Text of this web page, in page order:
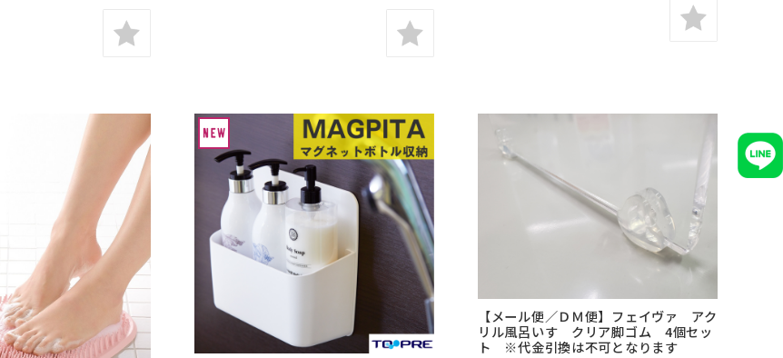
【メール便／ＤＭ便】フェイヴァ アク
リル風呂いす クリア脚ゴム 4個セッ
ト ※代金引換は不可となります